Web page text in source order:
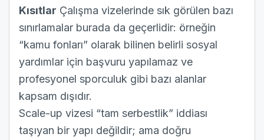
Kısıtlar Çalışma vizelerinde sık görülen bazı
sınırlamalar burada da geçerlidir: örneğin
“kamu fonları” olarak bilinen belirli sosyal
yardımlar için başvuru yapılamaz ve
profesyonel sporculuk gibi bazı alanlar
kapsam dışıdır.
Scale-up vizesi “tam serbestlik” iddiası
taşıyan bir yapı değildir; ama doğru